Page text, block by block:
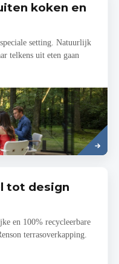
koken en
setting. Natuurlijk
telkens uit eten gaan
Read
more
tot design
en 100% recycleerbare
terrasoverkapping.